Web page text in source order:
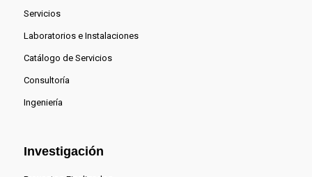
Servicios
Laboratorios e Instalaciones
Catálogo de Servicios
Consultoría
Ingeniería
Investigación